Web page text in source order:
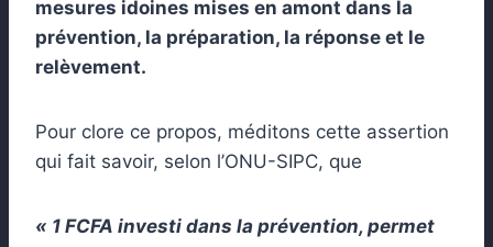
mesures idoines mises en amont dans la
prévention, la préparation, la réponse et le
relèvement.
Pour clore ce propos, méditons cette assertion
qui fait savoir, selon l’ONU-SIPC, que
« 1 FCFA investi dans la prévention, permet